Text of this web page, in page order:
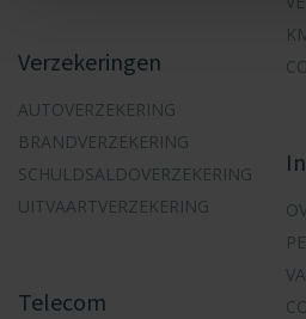
Verzekeringen
AUTOVERZEKERING
BRANDVERZEKERING
SCHULDSALDOVERZEKERING
UITVAARTVERZEKERING
Telecom